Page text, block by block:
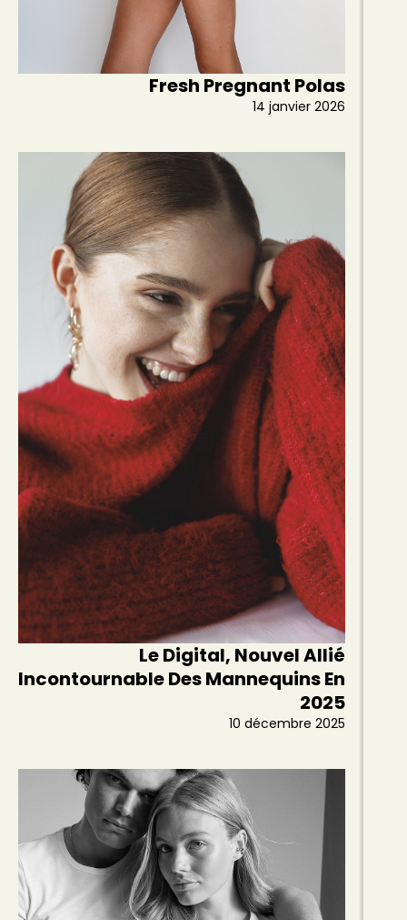
Fresh Pregnant Polas
14 janvier 2026
Le Digital, Nouvel Allié
Incontournable Des Mannequins En
2025
10 décembre 2025